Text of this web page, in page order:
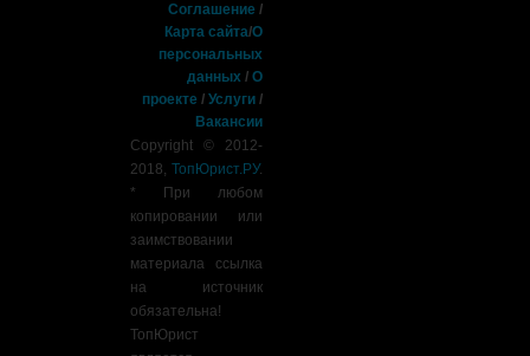
Соглашение /
Карта сайта/О
персональных
данных /О
проекте /Услуги /
Вакансии
Copyright © 2012-
2018,ТопЮрист.РУ.
* При любом
копировании или
заимствовании
материала ссылка
на источник
обязательна!
ТопЮрист